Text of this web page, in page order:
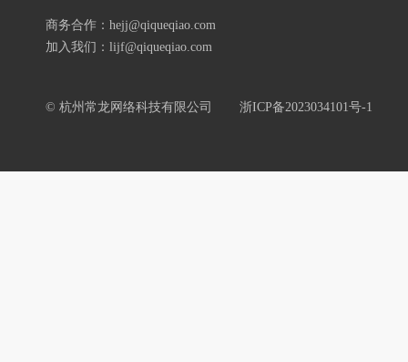
商务合作：hejj@qiqueqiao.com
加入我们：lijf@qiqueqiao.com
© 杭州常龙网络科技有限公司 浙ICP备2023034101号-1